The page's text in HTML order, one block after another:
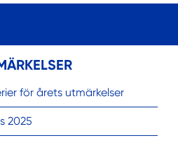
för årets utmärkelser
2025